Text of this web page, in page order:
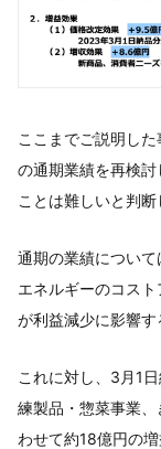
ここまでご説明し
の通期業績を再検
ことは難しいと判
通期の業績につい
エネルギーのコス
が利益減少に影響す
これに対し、3月1
練製品・惣菜事業
わせて約18億円の